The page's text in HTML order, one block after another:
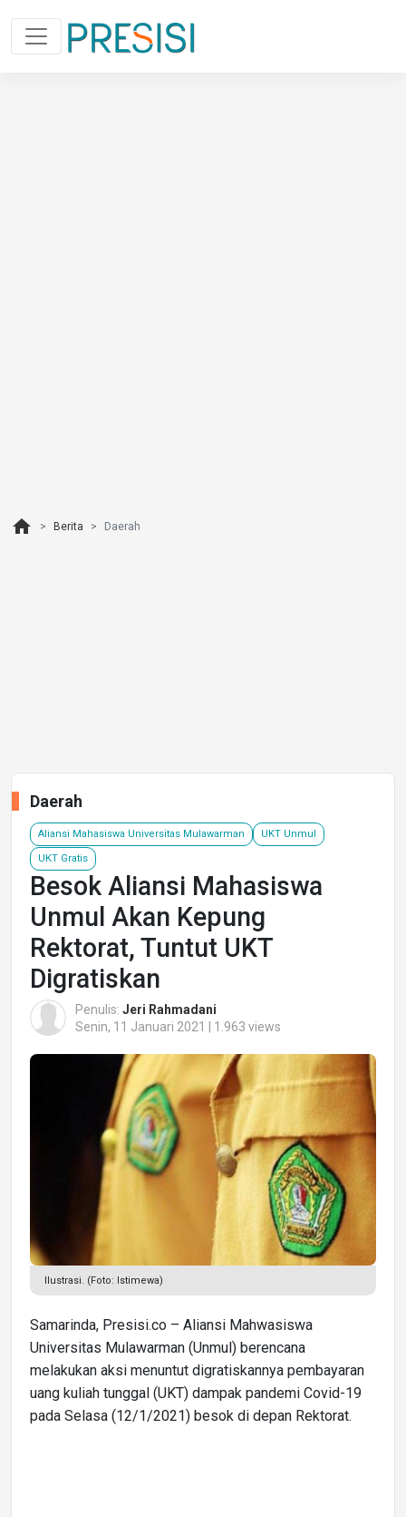
home Berita Daerah
Daerah
Aliansi Mahasiswa Universitas Mulawarman UKT Unmul
UKT Gratis
Besok Aliansi Mahasiswa
Unmul Akan Kepung
Rektorat, Tuntut UKT
Digratiskan
Penulis: Jeri Rahmadani
Senin, 11 Januari 2021 | 1.963 views
Ilustrasi. (Foto: Istimewa)
Samarinda, Presisi.co – Aliansi Mahwasiswa
Universitas Mulawarman (Unmul) berencana
melakukan aksi menuntut digratiskannya pembayaran
uang kuliah tunggal (UKT) dampak pandemi Covid-19
pada Selasa (12/1/2021) besok di depan Rektorat.